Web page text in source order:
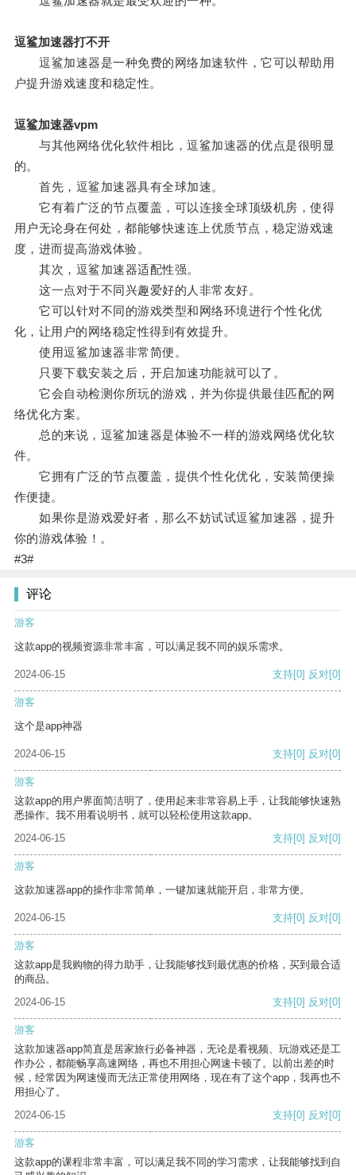
逗鲨加速器打不开
逗鲨加速器是一种免费的网络加速软件，它可以帮助用
户提升游戏速度和稳定性。
逗鲨加速器vpm
与其他网络优化软件相比，逗鲨加速器的优点是很明显
的。
首先，逗鲨加速器具有全球加速。
它有着广泛的节点覆盖，可以连接全球顶级机房，使得
用户无论身在何处，都能够快速连上优质节点，稳定游戏速
度，进而提高游戏体验。
其次，逗鲨加速器适配性强。
这一点对于不同兴趣爱好的人非常友好。
它可以针对不同的游戏类型和网络环境进行个性化优
化，让用户的网络稳定性得到有效提升。
使用逗鲨加速器非常简便。
只要下载安装之后，开启加速功能就可以了。
它会自动检测你所玩的游戏，并为你提供最佳匹配的网
络优化方案。
总的来说，逗鲨加速器是体验不一样的游戏网络优化软
件。
它拥有广泛的节点覆盖，提供个性化优化，安装简便操
作便捷。
如果你是游戏爱好者，那么不妨试试逗鲨加速器，提升
你的游戏体验！。
#3#
评论
游客
这款app的视频资源非常丰富，可以满足我不同的娱乐需求。
2024-06-15 支持[0] 反对[0]
游客
这个是app神器
2024-06-15 支持[0] 反对[0]
游客
这款app的用户界面简洁明了，使用起来非常容易上手，让我能够快速熟
悉操作。我不用看说明书，就可以轻松使用这款app。
2024-06-15
支持[0] 反对[0]
游客
这款加速器app的操作非常简单，一键加速就能开启，非常方便。
2024-06-15 支持[0] 反对[0]
游客
这款app是我购物的得力助手，让我能够找到最优惠的价格，买到最合适
的商品。
2024-06-15
支持[0] 反对[0]
游客
这款加速器app简直是居家旅行必备神器，无论是看视频、玩游戏还是工
作办公，都能畅享高速网络，再也不用担心网速卡顿了。以前出差的时
候，经常因为网速慢而无法正常使用网络，现在有了这个app，我再也不
用担心了。
2024-06-15
支持[0] 反对[0]
游客
这款app的课程非常丰富，可以满足我不同的学习需求，让我能够找到自